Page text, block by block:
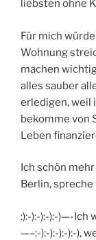
liebsten ohne
Für mich
Wohnung
machen
alles sauber
erledigen, weil
bekomme von
Leben
Ich schön
Berlin,
:):-):-):-):-)—-Ich
—–:-):-):-):-):-),